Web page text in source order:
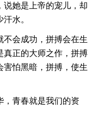
说她是上帝的宠儿，却
水。
不会成功，拼搏会在生
真正的大师之作，拼搏
怕黑暗，拼搏，使生
，青春就是我们的资